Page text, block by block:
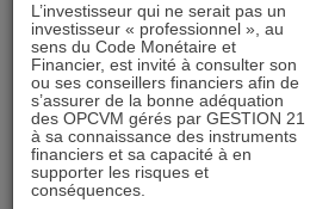
L’investisseur qui ne serait pas un
investisseur « professionnel », au
sens du Code Monétaire et
Financier, est invité à consulter son
ou ses conseillers financiers afin de
s’assurer de la bonne adéquation
des OPCVM gérés par GESTION 21
à sa connaissance des instruments
financiers et sa capacité à en
supporter les risques et
conséquences.